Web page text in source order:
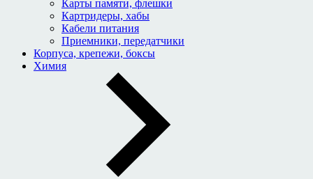
Карты памяти, флешки
Картридеры, хабы
Кабели питания
Приемники, передатчики
Корпуса, крепежи, боксы
Химия